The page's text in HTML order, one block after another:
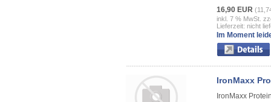
16,90 EUR
inkl. 7 % MwSt.
Lieferzeit: nicht
Im Moment
IronMaxx
IronMaxx